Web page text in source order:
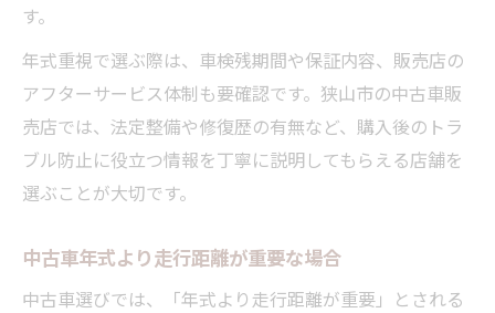
す。
年式重視で選ぶ際は、車検残期間や保証内容、販売店の
アフターサービス体制も要確認です。狭山市の中古車販
売店では、法定整備や修復歴の有無など、購入後のトラ
ブル防止に役立つ情報を丁寧に説明してもらえる店舗を
選ぶことが大切です。
中古車年式より走行距離が重要な場合
中古車選びでは、「年式より走行距離が重要」とされる